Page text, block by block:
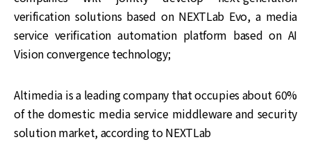
verification solutions based on NEXTLab Evo, a media
service verification automation platform based on AI
Vision convergence technology;
Altimedia is a leading company that occupies about 60%
of the domestic media service middleware and security
solution market, according to NEXTLab